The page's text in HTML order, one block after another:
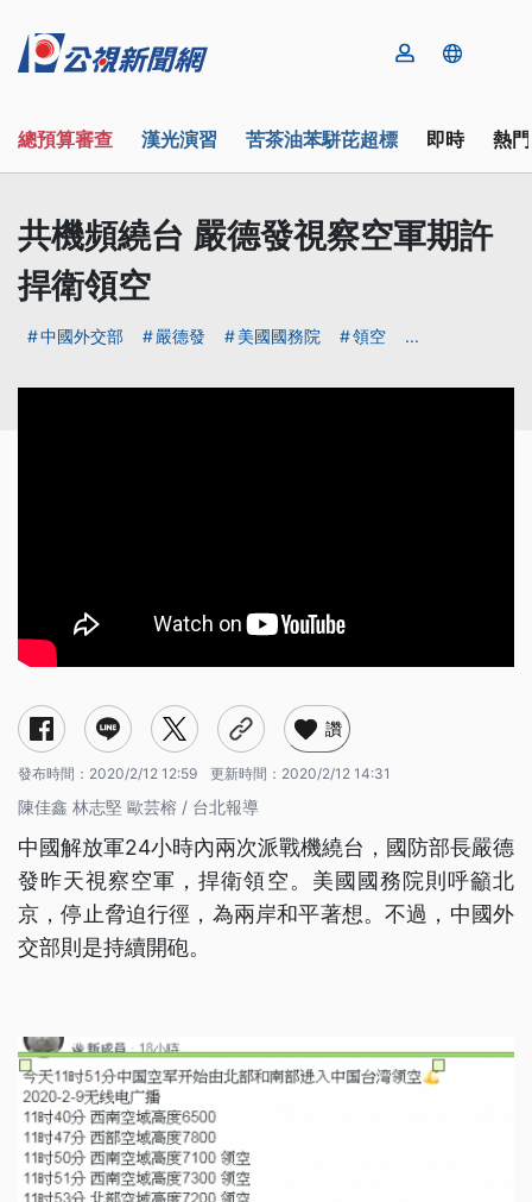
總預算審查 漢光演習 苦茶油苯駢芘超標 即時 熱
共機頻繞台 嚴德發視察空軍期許
捍衛領空
中國外交部 嚴德發 美國國務院 領空 ...
讚
發布時間： 2020/2/12 12:59 更新時間： 2020/2/12 14:31
陳佳鑫 林志堅 歐芸榕 / 台北報導
中國解放軍24小時內兩次派戰機繞台，國防部長嚴德
發昨天視察空軍，捍衛領空。美國國務院則呼籲北
京，停止脅迫行徑，為兩岸和平著想。不過，中國外
交部則是持續開砲。